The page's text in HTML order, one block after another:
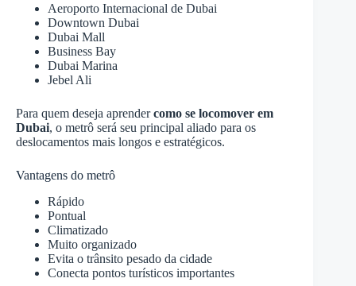
Aeroporto Internacional de Dubai
Downtown Dubai
Dubai Mall
Business Bay
Dubai Marina
Jebel Ali
Para quem deseja aprendercomo se locomover em
Dubai, o metrô será seu principal aliado para os
deslocamentos mais longos e estratégicos.
Vantagens do metrô
Rápido
Pontual
Climatizado
Muito organizado
Evita o trânsito pesado da cidade
Conecta pontos turísticos importantes